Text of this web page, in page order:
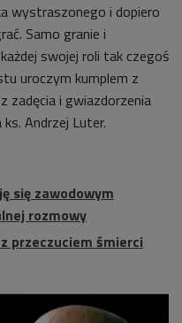
wystraszonego i dopiero
Samo granie i
swojej roli tak czegoś
uroczym kumplem z
zadęcia i gwiazdorzenia
ks. Andrzej Luter.
się zawodowym
rozmowy
przeczuciem śmierci